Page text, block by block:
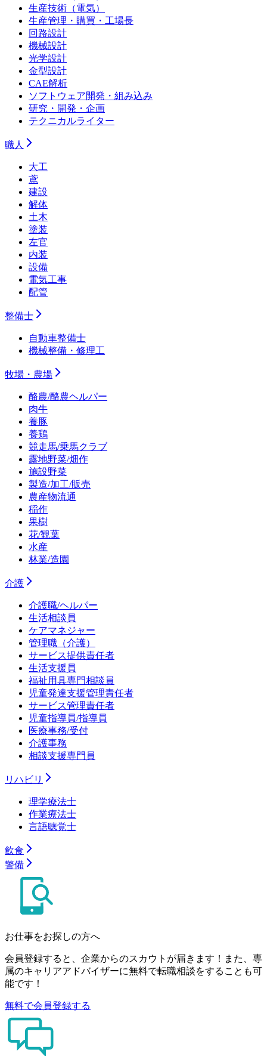
生産技術（電気）
生産管理・購買・工場長
回路設計
機械設計
光学設計
金型設計
CAE解析
ソフトウェア開発・組み込み
研究・開発・企画
テクニカルライター
職人
大工
鳶
建設
解体
土木
塗装
左官
内装
設備
電気工事
配管
整備士
自動車整備士
機械整備・修理工
牧場・農場
酪農/酪農ヘルパー
肉牛
養豚
養鶏
競走馬/乗馬クラブ
露地野菜/畑作
施設野菜
製造/加工/販売
農産物流通
稲作
果樹
花/観葉
水産
林業/造園
介護
介護職/ヘルパー
生活相談員
ケアマネジャー
管理職（介護）
サービス提供責任者
生活支援員
福祉用具専門相談員
児童発達支援管理責任者
サービス管理責任者
児童指導員/指導員
医療事務/受付
介護事務
相談支援専門員
リハビリ
理学療法士
作業療法士
言語聴覚士
飲食
警備
お仕事をお探しの方へ
会員登録すると、企業からのスカウトが届きます！また、専
属のキャリアアドバイザーに無料で転職相談をすることも可
能です！
無料で会員登録する